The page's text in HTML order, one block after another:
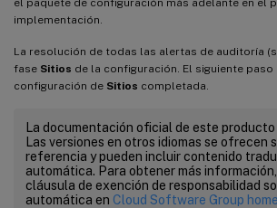
implementación.
La resolución de todas las alertas de auditoría
fase Sitios de la configuración. El siguiente paso
configuración de Sitios completada.
La documentación oficial de este
Las versiones en otros idiomas se ofrecen
referencia y pueden incluir contenido
automática. Para obtener más
cláusula de exención de responsabilidad
automática en Cloud Software Group home